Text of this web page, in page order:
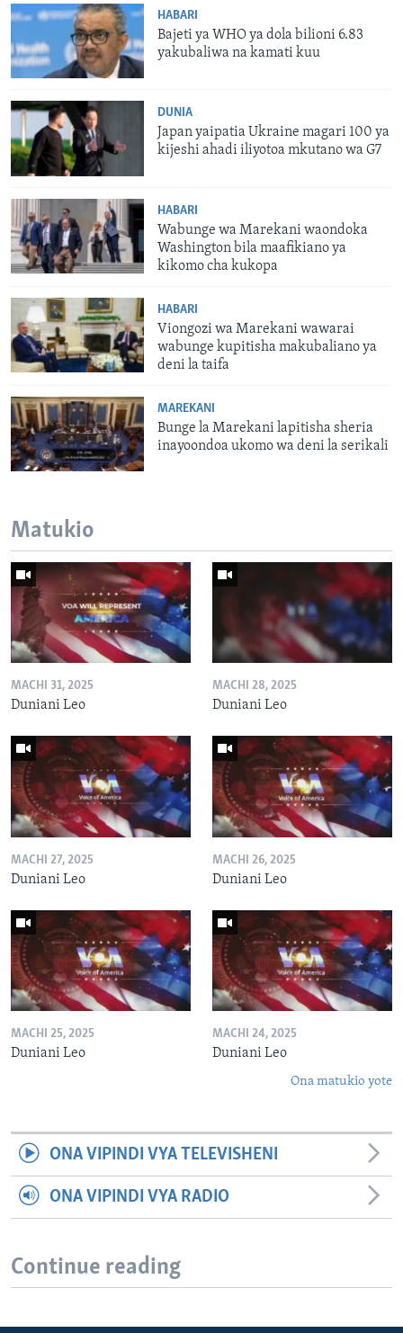
HABARI
Bajeti ya WHO ya dola bilioni 6.83
yakubaliwa na kamati kuu
DUNIA
Japan yaipatia Ukraine magari 100 ya
kijeshi ahadi iliyotoa mkutano wa G7
HABARI
Wabunge wa Marekani waondoka
Washington bila maafikiano ya
kikomo cha kukopa
HABARI
Viongozi wa Marekani wawarai
wabunge kupitisha makubaliano ya
deni la taifa
MAREKANI
Bunge la Marekani lapitisha sheria
inayoondoa ukomo wa deni la serikali
Matukio
MACHI 31, 2025
Duniani Leo
MACHI 28, 2025
Duniani Leo
MACHI 27, 2025
Duniani Leo
MACHI 26, 2025
Duniani Leo
MACHI 25, 2025
Duniani Leo
MACHI 24, 2025
Duniani Leo
Ona matukio yote
ONA VIPINDI VYA TELEVISHENI
ONA VIPINDI VYA RADIO
Continue reading